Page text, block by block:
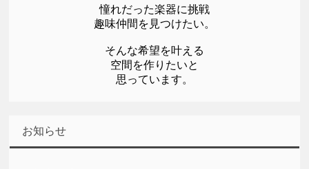
憧れだった楽器に挑戦
趣味仲間を見つけたい。
そんな希望を叶える
空間を作りたいと
思っています。
お知らせ